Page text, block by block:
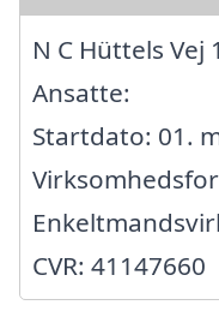
N C Hüttels Vej
Ansatte:
Startdato: 01.
CVR: 41147660